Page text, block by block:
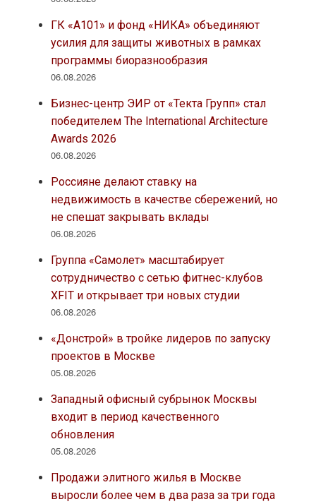
ГК «А101» и фонд «НИКА» объединяют
усилия для защиты животных в рамках
программы биоразнообразия
06.08.2026
Бизнес-центр ЭИР от «Текта Групп» стал
победителем The International Architecture
Awards 2026
06.08.2026
Россияне делают ставку на
недвижимость в качестве сбережений, но
не спешат закрывать вклады
06.08.2026
Группа «Самолет» масштабирует
сотрудничество с сетью фитнес-клубов
XFIT и открывает три новых студии
06.08.2026
«Донстрой» в тройке лидеров по запуску
проектов в Москве
05.08.2026
Западный офисный субрынок Москвы
входит в период качественного
обновления
05.08.2026
Продажи элитного жилья в Москве
выросли более чем в два раза за три года